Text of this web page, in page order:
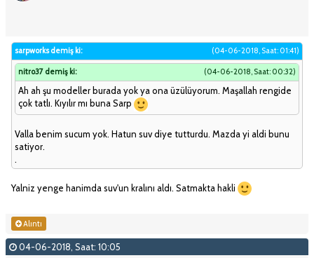
(04-06-2018, Saat: 01:41)
sarpworks demiş ki:
(04-06-2018, Saat: 00:32)
nitro37 demiş ki:
Ah ah şu modeller burada yok ya ona üzülüyorum. Maşallah rengide
çok tatlı. Kıyılır mı buna Sarp
Valla benim sucum yok. Hatun suv diye tutturdu. Mazda yi aldi bunu
satiyor.
.
Yalniz yenge hanimda suv'un kralını aldı. Satmakta hakli
Alıntı
04-06-2018, Saat: 10:05